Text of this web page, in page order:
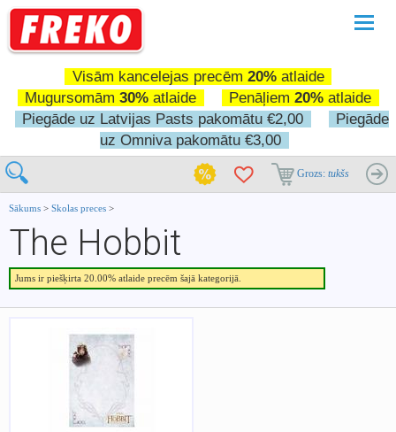
Visām kancelejas precēm 20%atlaide
Mugursomām 30% atlaide Penāļiem 20% atlaide
Piegāde uz Latvijas Pasts pakomātu €2,00
Piegāde
uz Omniva pakomātu €3,00
Grozs: tukšs
Sākums > Skolas preces >
The Hobbit
Jums ir piešķirta 20.00% atlaide precēm šajā kategorijā.